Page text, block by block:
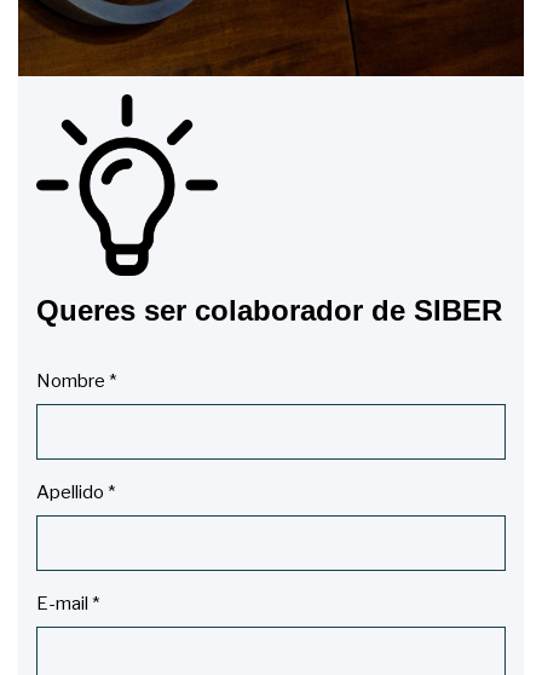
Queres ser colaborador de SIBER
Nombre *
Apellido *
E-mail *